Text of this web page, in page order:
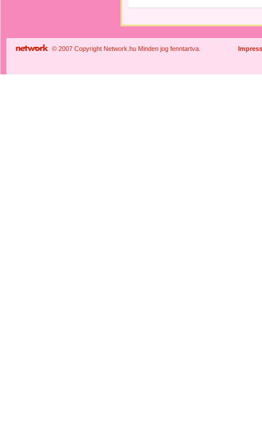
© 2007 Copyright Network.hu Minden jog fenntartva.